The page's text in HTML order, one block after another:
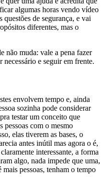
algumas horas vendo vídeo
de segurança, e vai
diferentes, mas o
não muda: vale a pena fazer
e seguir em frente.
envolvem tempo e, ainda
sozinha pode considerar
testar um conceito que
pessoas com o mesmo
elas tiverem as bases, o
antes inútil mas agora o é,
interessante, a forma
algo, nada impede que uma,
pessoas, tenham o tempo